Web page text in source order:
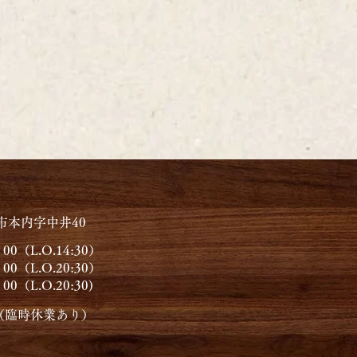
本内字中井40
（L.O.14:30）
）
（L.O.20:30)
臨時休業あり）